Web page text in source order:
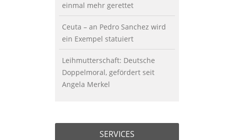
einmal mehr gerettet
Ceuta – an Pedro Sanchez wird
ein Exempel statuiert
Leihmutterschaft: Deutsche
Doppelmoral, gefördert seit
Angela Merkel
SERVICES